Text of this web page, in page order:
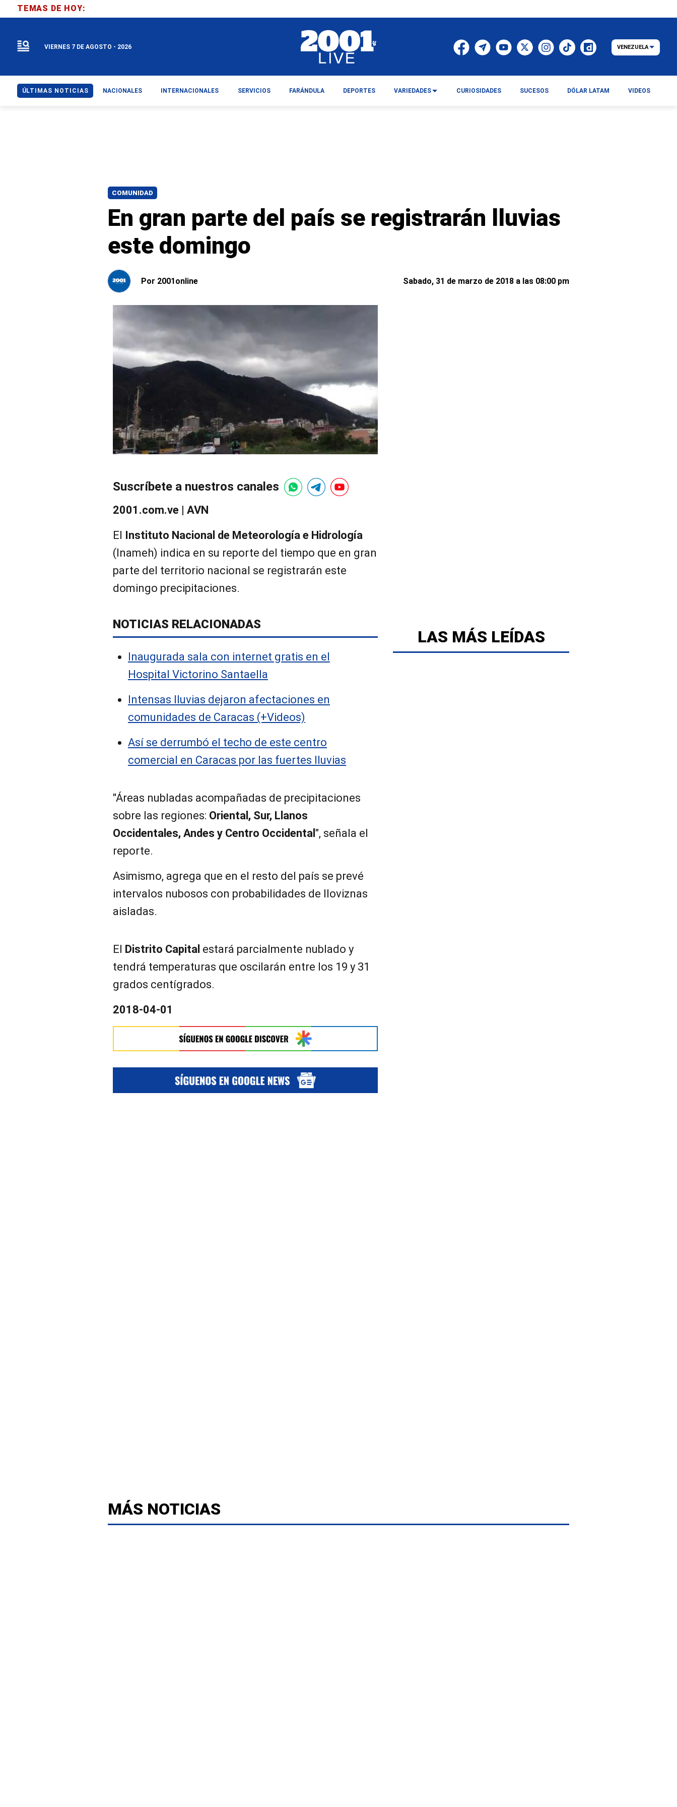
COMUNIDAD
En gran parte del país se registrarán lluvias
este domingo
Por 2001online Sabado, 31 de marzo de 2018 a las 08:00 pm
Suscríbete a nuestros canales
2001.com.ve | AVN
El Instituto Nacional de Meteorología e Hidrología
(Inameh) indica en su reporte del tiempo que en gran
parte del territorio nacional se registrarán este
domingo precipitaciones.
NOTICIAS RELACIONADAS
Inaugurada sala con internet gratis en el
Hospital Victorino Santaella
Intensas lluvias dejaron afectaciones en
comunidades de Caracas (+Videos)
Así se derrumbó el techo de este centro
comercial en Caracas por las fuertes lluvias
"Áreas nubladas acompañadas de precipitaciones
sobre las regiones: Oriental, Sur, Llanos
Occidentales, Andes y Centro Occidental ", señala el
reporte.
Asimismo, agrega que en el resto del país se prevé
intervalos nubosos con probabilidades de lloviznas
aisladas.
El Distrito Capital estará parcialmente nublado y
tendrá temperaturas que oscilarán entre los 19 y 31
grados centígrados.
2018-04-01
LAS MÁS LEÍDAS
MÁS NOTICIAS
TEMAS DE HOY:
VIERNES 7 DE AGOSTO - 2026 VENEZUELA
ÚLTIMAS NOTICIAS NACIONALES INTERNACIONALES SERVICIOS FARÁNDULA DEPORTES VARIEDADES CURIOSIDADES SUCESOS DÓLAR LATAM VIDEOS